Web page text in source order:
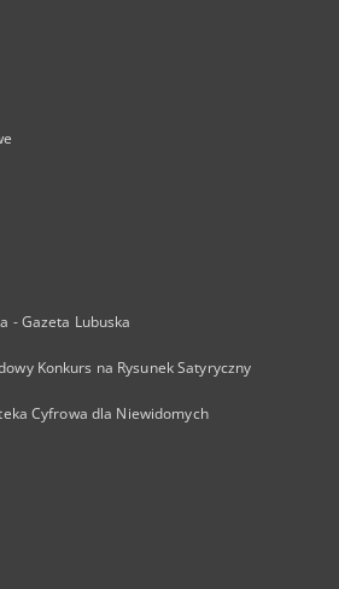
- Gazeta Lubuska
Konkurs na Rysunek Satyryczny
Cyfrowa dla Niewidomych